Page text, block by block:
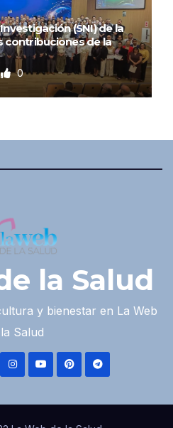
(SNI) de la
contribuciones de la
0
la Salud
y bienestar en La Web
Salud